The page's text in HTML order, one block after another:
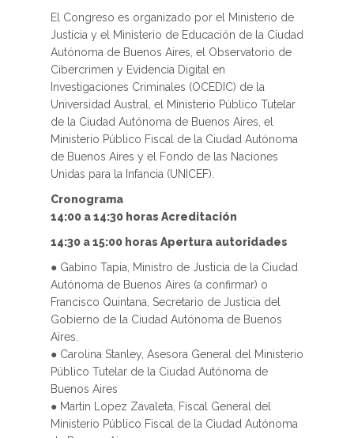
El Congreso es organizado por el Ministerio de
Justicia y el Ministerio de Educación de la Ciudad
Autónoma de Buenos Aires, el Observatorio de
Cibercrimen y Evidencia Digital en
Investigaciones Criminales (OCEDIC) de la
Universidad Austral, el Ministerio Público Tutelar
de la Ciudad Autónoma de Buenos Aires, el
Ministerio Público Fiscal de la Ciudad Autónoma
de Buenos Aires y el Fondo de las Naciones
Unidas para la Infancia (UNICEF).
Cronograma
14:00 a 14:30 horas Acreditación
14:30 a 15:00 horas Apertura autoridades
● Gabino Tapia, Ministro de Justicia de la Ciudad
Autónoma de Buenos Aires (a confirmar) o
Francisco Quintana, Secretario de Justicia del
Gobierno de la Ciudad Autónoma de Buenos
Aires.
● Carolina Stanley, Asesora General del Ministerio
Público Tutelar de la Ciudad Autónoma de
Buenos Aires
● Martin Lopez Zavaleta, Fiscal General del
Ministerio Público Fiscal de la Ciudad Autónoma